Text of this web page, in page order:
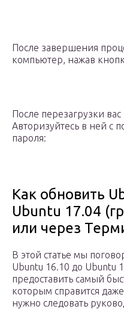
После завершения
компьютер, нажав
После перезагрузки
Авторизуйтесь в ней с
пароля:
Как обновить
Ubuntu 17.04
или через
В этой статье мы
Ubuntu 16.10 до Ubuntu
предоставить самый
которым справится
нужно следовать